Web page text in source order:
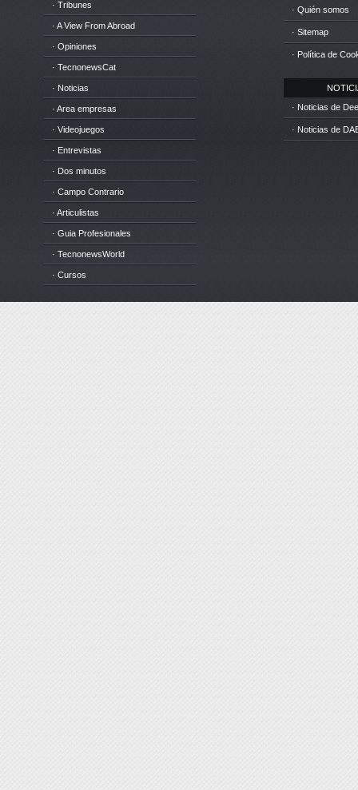
· Tribunes
· A View From Abroad
· Opiniones
· TecnonewsCat
· Noticias
· Area empresas
· Videojuegos
· Entrevistas
· Dos minutos
· Campo Contrario
· Articulistas
· Guia Profesionales
· TecnonewsWorld
· Cursos
· Quién somos
· Sitemap
· Política de
· Noticias de
· Noticias de